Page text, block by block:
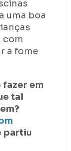
uma boa
com
a fome
fazer em
tal
partiu